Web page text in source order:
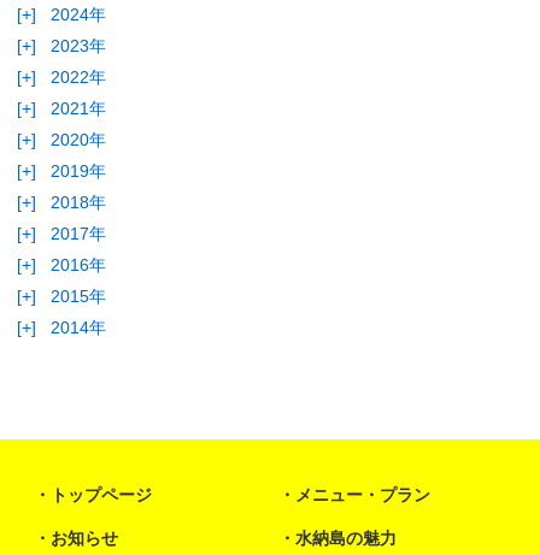
[+]
2024年
[+]
2023年
[+]
2022年
[+]
2021年
[+]
2020年
[+]
2019年
[+]
2018年
[+]
2017年
[+]
2016年
[+]
2015年
[+]
2014年
トップページ メニュー・プラン
お知らせ 水納島の魅力